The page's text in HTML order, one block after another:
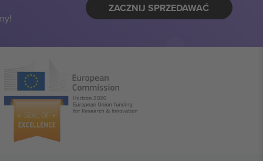
ZACZNIJ SPRZEDAWAĆ